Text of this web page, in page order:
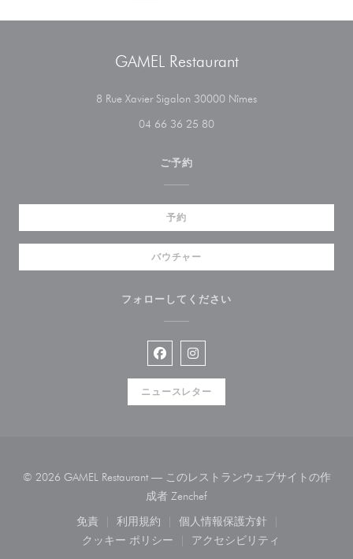
GAMEL Restaurant
8 Rue Xavier Sigalon 30000 Nîmes((新しいウィンド
04 66 36 25 80
ご予約
予約
バウチャー
フォローしてください
Facebook ((新しいウィンドウで開
Instagram ((新しいウィンド
ニュースレター
© 2026 GAMEL Restaurant — このレストランウェブサイトの作
成者 Zenchef((新しいウィンドウで開きま
免責
((新しいウィンドウで開きます))
利用規約
((新しいウィンドウで開きます))
個人情報保護方針
((新しいウィンドウで開
クッキー ポリシー
((新しいウィンドウで開きます))
アクセシビリティ
((新しいウィンドウで